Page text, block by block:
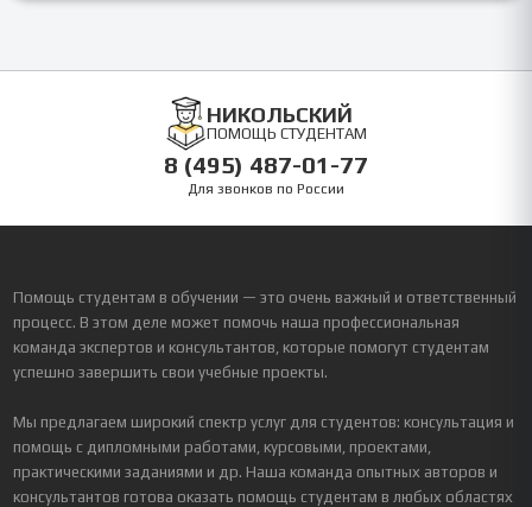
НИКОЛЬСКИЙ
ПОМОЩЬ СТУДЕНТАМ
8 (495) 487-01-77
Для звонков по России
Помощь студентам в обучении — это очень важный и ответственный
процесс. В этом деле может помочь наша профессиональная
команда экспертов и консультантов, которые помогут студентам
успешно завершить свои учебные проекты.
Мы предлагаем широкий спектр услуг для студентов: консультация и
помощь с дипломными работами, курсовыми, проектами,
практическими заданиями и др. Наша команда опытных авторов и
консультантов готова оказать помощь студентам в любых областях